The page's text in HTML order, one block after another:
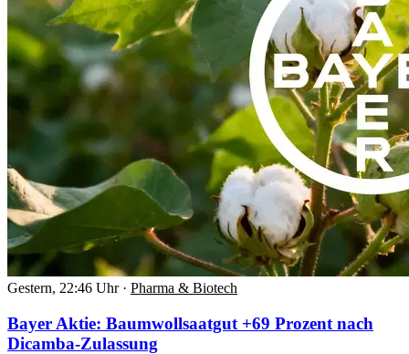
Gestern, 22:46 Uhr · Pharma & Biotech
Bayer Aktie: Baumwollsaatgut +69 Prozent nach
Dicamba-Zulassung